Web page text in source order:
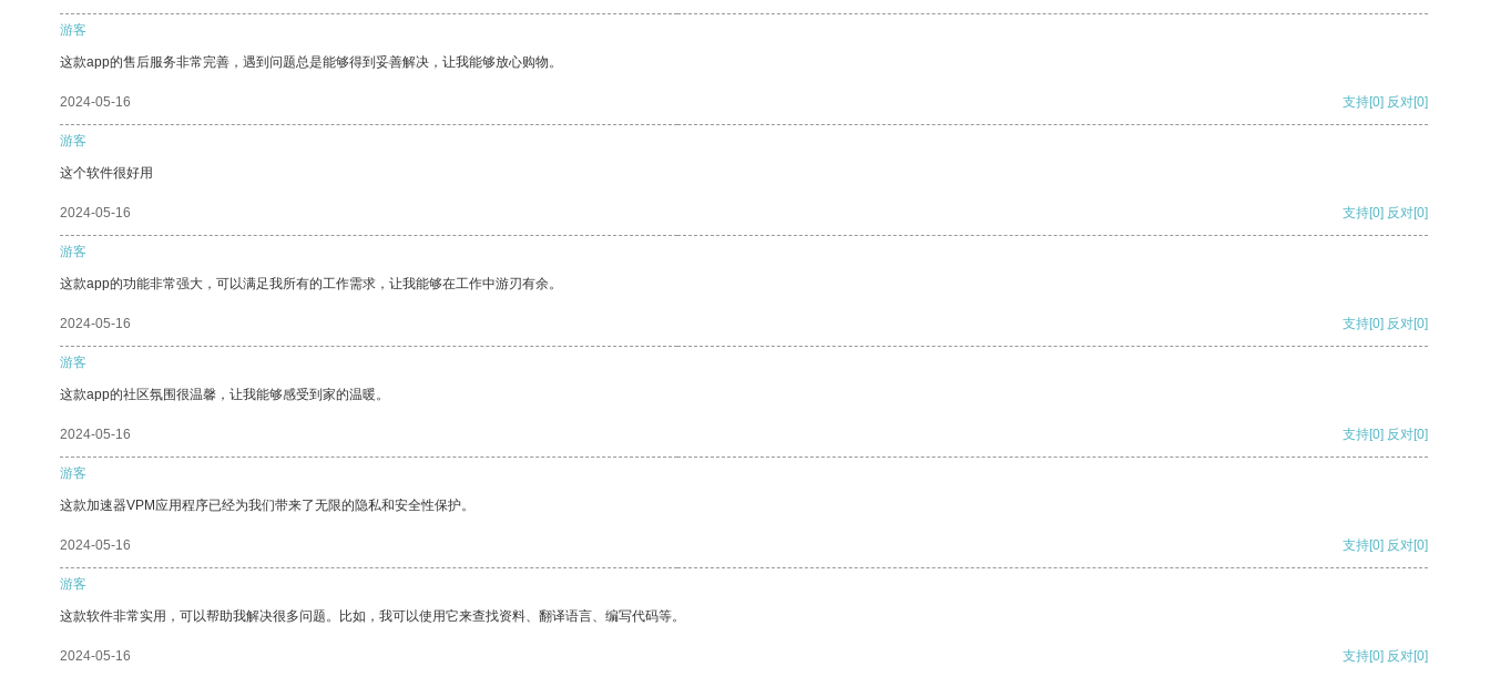
游客
这款app的售后服务非常完善，遇到问题总是能够得到妥善解决，让我能够放心购物。
2024-05-16 支持[0] 反对[0]
游客
这个软件很好用
2024-05-16 支持[0] 反对[0]
游客
这款app的功能非常强大，可以满足我所有的工作需求，让我能够在工作中游刃有余。
2024-05-16 支持[0] 反对[0]
游客
这款app的社区氛围很温馨，让我能够感受到家的温暖。
2024-05-16 支持[0] 反对[0]
游客
这款加速器VPM应用程序已经为我们带来了无限的隐私和安全性保护。
2024-05-16 支持[0] 反对[0]
游客
这款软件非常实用，可以帮助我解决很多问题。比如，我可以使用它来查找资料、翻译语言、编写代码等。
2024-05-16 支持[0] 反对[0]